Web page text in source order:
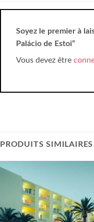
Soyez le premier à
Palácio de Estoi”
Vous devez être
PRODUITS SIMILAIRES